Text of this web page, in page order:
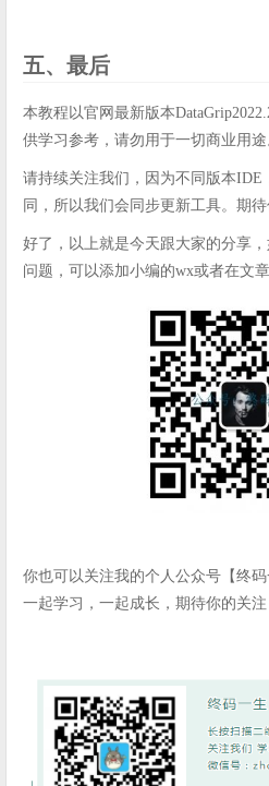
五、最后
本教程以官网最新版本
供学习参考，请勿用于一切商业用途
请持续关注我们，因为不同版本IDE
同，所以我们会同步更新工具。期
好了，以上就是今天跟大家的分享
问题，可以添加小编的wx或者在文
你也可以关注我的个人公众号【终
一起学习，一起成长，期待你的关注